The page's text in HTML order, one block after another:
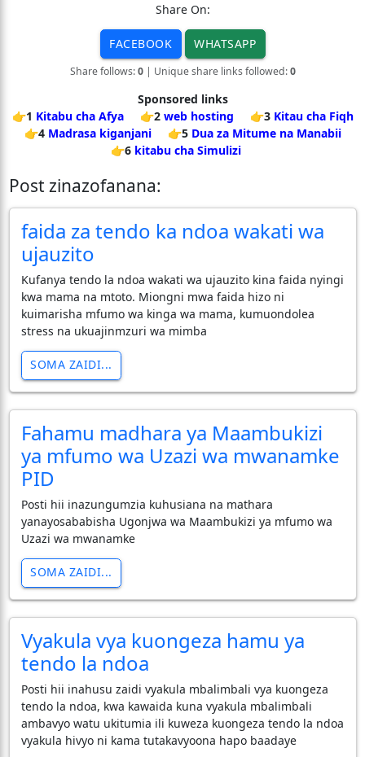
Share On:
FACEBOOK WHATSAPP
Share follows:0| Unique share links followed:0
Sponsored links
👉1 Kitabu cha Afya 👉2 web hosting 👉3 Kitau cha Fiqh
👉4 Madrasa kiganjani 👉5 Dua za Mitume na Manabii
👉6 kitabu cha Simulizi
Post zinazofanana:
faida za tendo ka ndoa wakati wa
ujauzito
Kufanya tendo la ndoa wakati wa ujauzito kina faida nyingi
kwa mama na mtoto. Miongni mwa faida hizo ni
kuimarisha mfumo wa kinga wa mama, kumuondolea
stress na ukuajinmzuri wa mimba
SOMA ZAIDI...
Fahamu madhara ya Maambukizi
ya mfumo wa Uzazi wa mwanamke
PID
Posti hii inazungumzia kuhusiana na mathara
yanayosababisha Ugonjwa wa Maambukizi ya mfumo wa
Uzazi wa mwanamke
SOMA ZAIDI...
Vyakula vya kuongeza hamu ya
tendo la ndoa
Posti hii inahusu zaidi vyakula mbalimbali vya kuongeza
tendo la ndoa, kwa kawaida kuna vyakula mbalimbali
ambavyo watu ukitumia ili kuweza kuongeza tendo la ndoa
vyakula hivyo ni kama tutakavyoona hapo baadaye